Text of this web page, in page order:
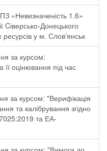
«Невизначеність 1.6»
Cіверсько-Донецького
у м. Слов'янськ
за курсом:
оцінювання під час
за курсом: "Верифікація
та калібрування згідно
та ЕА-